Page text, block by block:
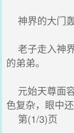
神界的大门轰
老子走入神
的弟弟。
元始天尊面
色复杂，眼中
第(1/3)页